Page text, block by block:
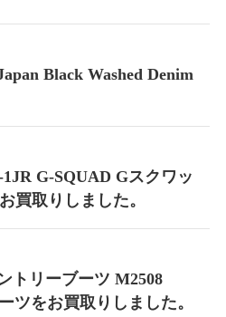
Black Washed Denim
G-SQUAD Gスクワッ
買取りしました。
トリーブーツ M2508
ツをお買取りしました。